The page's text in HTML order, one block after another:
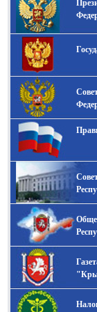
-- Лучшее, что можно
пропустить его мимо
полезен никому,
-- Люблю давать